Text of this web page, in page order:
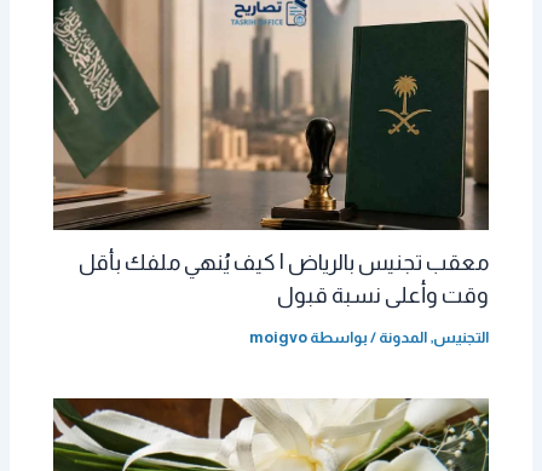
معقب تجنيس بالرياض | كيف يُنهي ملفك بأقل
وقت وأعلى نسبة قبول
التجنيس,المدونة / بواسطة moigvo